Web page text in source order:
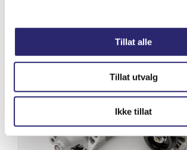
Tillat alle
Tillat utvalg
Ikke tillat